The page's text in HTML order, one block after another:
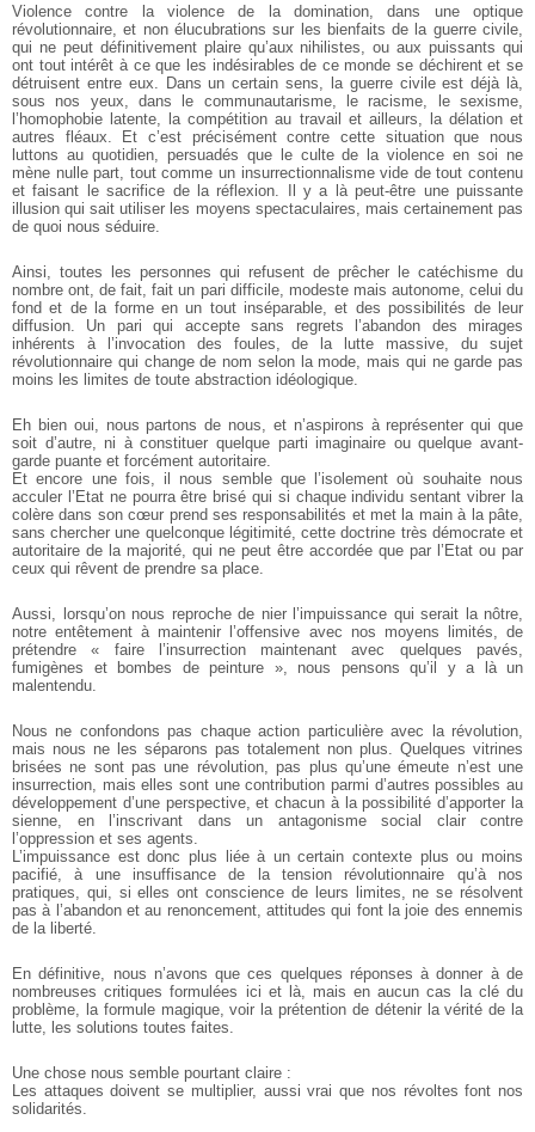
Violence contre la violence de la domination, dans une optique
révolutionnaire, et non élucubrations sur les bienfaits de la guerre civile,
qui ne peut définitivement plaire qu’aux nihilistes, ou aux puissants qui
ont tout intérêt à ce que les indésirables de ce monde se déchirent et se
détruisent entre eux. Dans un certain sens, la guerre civile est déjà là,
sous nos yeux, dans le communautarisme, le racisme, le sexisme,
l’homophobie latente, la compétition au travail et ailleurs, la délation et
autres fléaux. Et c’est précisément contre cette situation que nous
luttons au quotidien, persuadés que le culte de la violence en soi ne
mène nulle part, tout comme un insurrectionnalisme vide de tout contenu
et faisant le sacrifice de la réflexion. Il y a là peut-être une puissante
illusion qui sait utiliser les moyens spectaculaires, mais certainement pas
de quoi nous séduire.
Ainsi, toutes les personnes qui refusent de prêcher le catéchisme du
nombre ont, de fait, fait un pari difficile, modeste mais autonome, celui du
fond et de la forme en un tout inséparable, et des possibilités de leur
diffusion. Un pari qui accepte sans regrets l’abandon des mirages
inhérents à l’invocation des foules, de la lutte massive, du sujet
révolutionnaire qui change de nom selon la mode, mais qui ne garde pas
moins les limites de toute abstraction idéologique.
Eh bien oui, nous partons de nous, et n’aspirons à représenter qui que
soit d’autre, ni à constituer quelque parti imaginaire ou quelque avant-
garde puante et forcément autoritaire.
Et encore une fois, il nous semble que l’isolement où souhaite nous
acculer l’Etat ne pourra être brisé qui si chaque individu sentant vibrer la
colère dans son cœur prend ses responsabilités et met la main à la pâte,
sans chercher une quelconque légitimité, cette doctrine très démocrate et
autoritaire de la majorité, qui ne peut être accordée que par l’Etat ou par
ceux qui rêvent de prendre sa place.
Aussi, lorsqu’on nous reproche de nier l’impuissance qui serait la nôtre,
notre entêtement à maintenir l’offensive avec nos moyens limités, de
prétendre « faire l’insurrection maintenant avec quelques pavés,
fumigènes et bombes de peinture », nous pensons qu’il y a là un
malentendu.
Nous ne confondons pas chaque action particulière avec la révolution,
mais nous ne les séparons pas totalement non plus. Quelques vitrines
brisées ne sont pas une révolution, pas plus qu’une émeute n’est une
insurrection, mais elles sont une contribution parmi d’autres possibles au
développement d’une perspective, et chacun à la possibilité d’apporter la
sienne, en l’inscrivant dans un antagonisme social clair contre
l’oppression et ses agents.
L’impuissance est donc plus liée à un certain contexte plus ou moins
pacifié, à une insuffisance de la tension révolutionnaire qu’à nos
pratiques, qui, si elles ont conscience de leurs limites, ne se résolvent
pas à l’abandon et au renoncement, attitudes qui font la joie des ennemis
de la liberté.
En définitive, nous n’avons que ces quelques réponses à donner à de
nombreuses critiques formulées ici et là, mais en aucun cas la clé du
problème, la formule magique, voir la prétention de détenir la vérité de la
lutte, les solutions toutes faites.
Une chose nous semble pourtant claire :
Les attaques doivent se multiplier, aussi vrai que nos révoltes font nos
solidarités.